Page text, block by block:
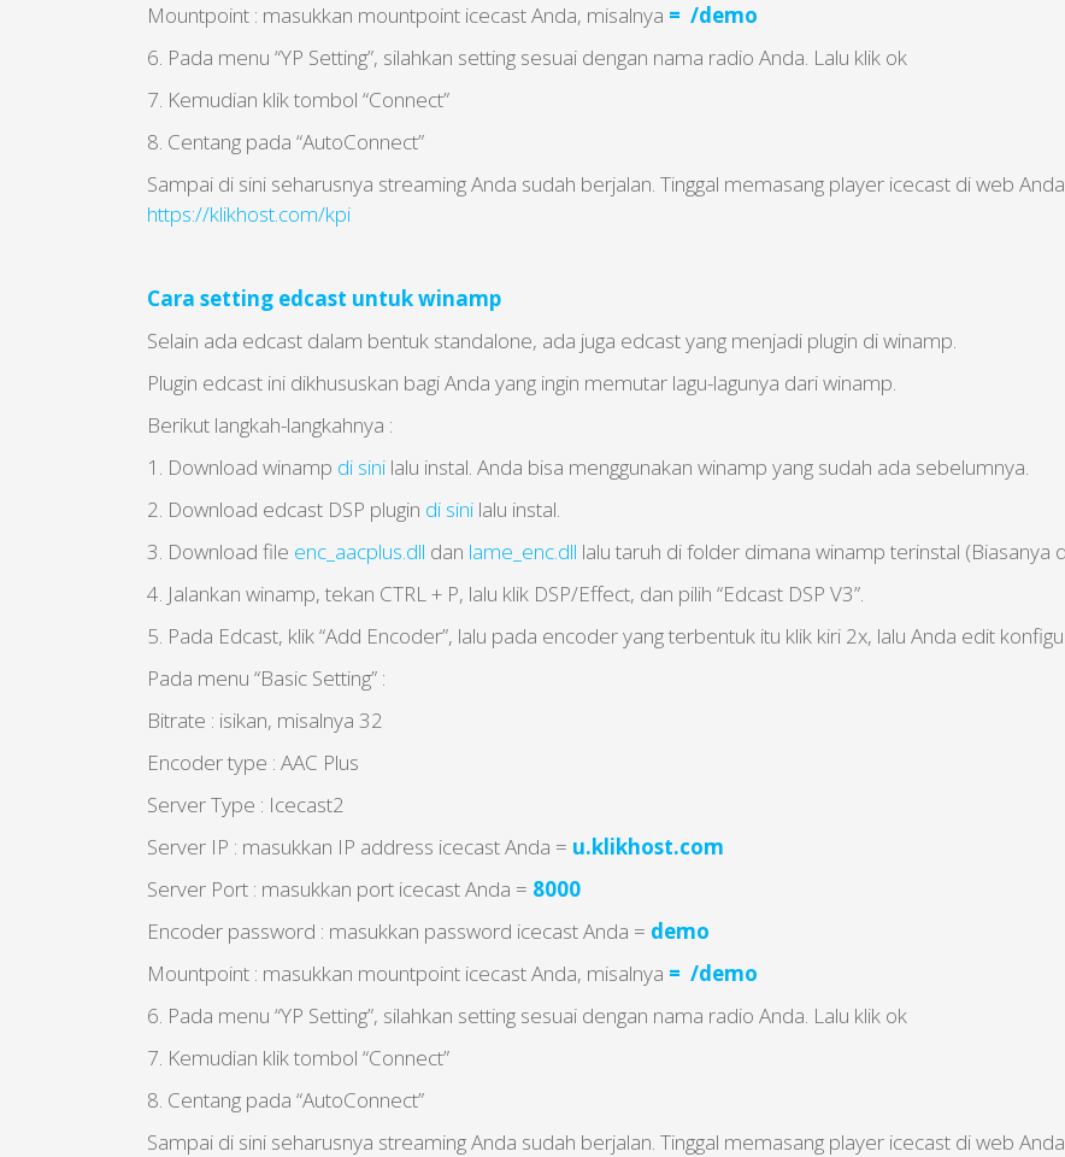
Mountpoint : masukkan mountpoint icecast Anda, misalnya = /demo
6. Pada menu “YP Setting”, silahkan setting sesuai dengan nama radio Anda. Lalu klik ok
7. Kemudian klik tombol “Connect”
8. Centang pada “AutoConnect”
Sampai di sini seharusnya streaming Anda sudah berjalan. Tinggal memasang player icecast di web
https://klikhost.com/kpi
Cara setting edcast untuk winamp
Selain ada edcast dalam bentuk standalone, ada juga edcast yang menjadi plugin di winamp.
Plugin edcast ini dikhususkan bagi Anda yang ingin memutar lagu-lagunya dari winamp.
Berikut langkah-langkahnya :
1. Download winamp di sini lalu instal. Anda bisa menggunakan winamp yang sudah ada sebelumnya.
2. Download edcast DSP plugin di sini lalu instal.
3. Download file enc_aacplus.dll dan lame_enc.dll lalu taruh di folder dimana winamp terinstal
4. Jalankan winamp, tekan CTRL + P, lalu klik DSP/Effect, dan pilih “Edcast DSP V3”.
5. Pada Edcast, klik “Add Encoder”, lalu pada encoder yang terbentuk itu klik kiri 2x, lalu Anda edit
Pada menu “Basic Setting” :
Bitrate : isikan, misalnya 32
Encoder type : AAC Plus
Server Type : Icecast2
Server IP : masukkan IP address icecast Anda = u.klikhost.com
Server Port : masukkan port icecast Anda = 8000
Encoder password : masukkan password icecast Anda = demo
Mountpoint : masukkan mountpoint icecast Anda, misalnya = /demo
6. Pada menu “YP Setting”, silahkan setting sesuai dengan nama radio Anda. Lalu klik ok
7. Kemudian klik tombol “Connect”
8. Centang pada “AutoConnect”
Sampai di sini seharusnya streaming Anda sudah berjalan. Tinggal memasang player icecast di web